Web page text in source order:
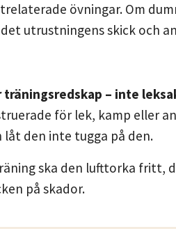
övningar. Om
utrustningens skick och
– inte
för lek, kamp eller
den inte tugga på den.
ska den lufttorka fritt,
på skador.